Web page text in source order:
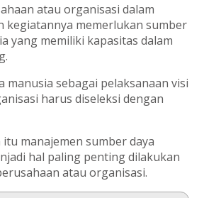
atau organisasi dalam
kegiatannya memerlukan sumber
yang memiliki kapasitas dalam
manusia sebagai pelaksanaan visi
harus diseleksi dengan
manajemen sumber daya
hal paling penting dilakukan
atau organisasi.